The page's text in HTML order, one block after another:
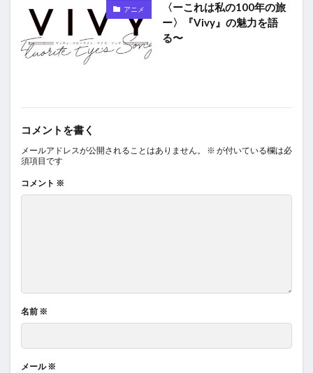
アニメ
〈ーこれは私の100年の旅
ー〉『Vivy』の魅力を語
る〜
コメントを書く
メールアドレスが公開されることはありません。 ※ が付いている欄は必
須項目です
コメント ※
名前 ※
メール※